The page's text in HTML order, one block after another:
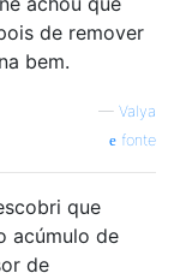
de remover
bem.
— Valya
fonte
que
acúmulo de
de